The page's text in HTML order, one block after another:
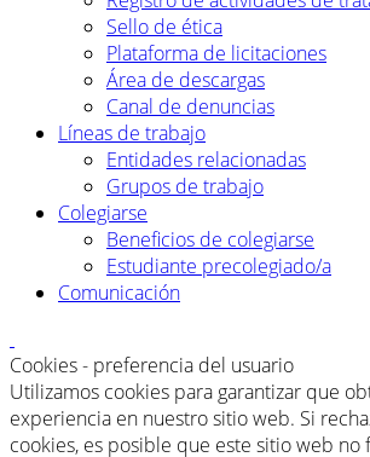
Sello de ética
Plataforma de licitaciones
Área de descargas
Canal de denuncias
Líneas de trabajo
Entidades relacionadas
Grupos de trabajo
Colegiarse
Beneficios de colegiarse
Estudiante precolegiado/a
Comunicación
Cookies - preferencia del usuario
Utilizamos cookies para garantizar que
experiencia en nuestro sitio web. Si
cookies, es posible que este sitio web no